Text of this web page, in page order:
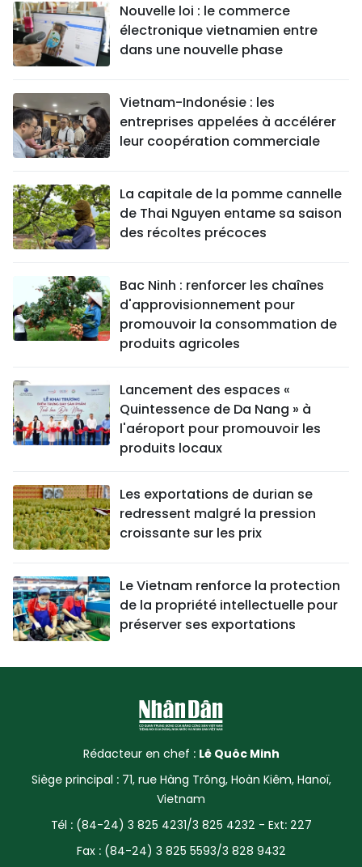
Nouvelle loi : le commerce
électronique vietnamien entre
dans une nouvelle phase
Vietnam-Indonésie : les
entreprises appelées à accélérer
leur coopération commerciale
La capitale de la pomme cannelle
de Thai Nguyen entame sa saison
des récoltes précoces
Bac Ninh : renforcer les chaînes
d'approvisionnement pour
promouvoir la consommation de
produits agricoles
Lancement des espaces «
Quintessence de Da Nang » à
l'aéroport pour promouvoir les
produits locaux
Les exportations de durian se
redressent malgré la pression
croissante sur les prix
Le Vietnam renforce la protection
de la propriété intellectuelle pour
préserver ses exportations
Rédacteur en chef : Lê Quôc Minh
Siège principal : 71, rue Hàng Trông, Hoàn Kiêm, Hanoï,
Vietnam
Tél : (84-24) 3 825 4231/3 825 4232 - Ext: 227
Fax : (84-24) 3 825 5593/3 828 9432